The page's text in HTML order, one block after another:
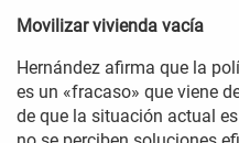
Movilizar vivienda vacía
Hernández afirma que la
es un «fracaso» que viene
de que la situación actual